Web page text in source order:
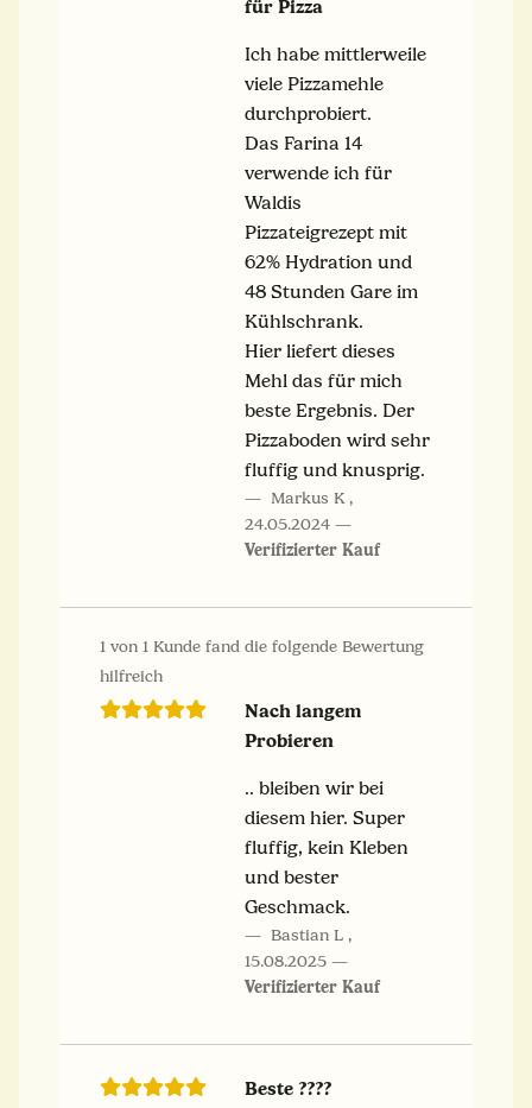
für Pizza
Ich habe mittlerweile
viele Pizzamehle
durchprobiert.
Das Farina 14
verwende ich für
Waldis
Pizzateigrezept mit
62% Hydration und
48 Stunden Gare im
Kühlschrank.
Hier liefert dieses
Mehl das für mich
beste Ergebnis. Der
Pizzaboden wird sehr
fluffig und knusprig.
Markus K ,
24.05.2024
Verifizierter Kauf
1 von 1 Kunde fand die folgende Bewertung
hilfreich
Nach langem
Probieren
.. bleiben wir bei
diesem hier. Super
fluffig, kein Kleben
und bester
Geschmack.
Bastian L ,
15.08.2025
Verifizierter Kauf
Beste ????